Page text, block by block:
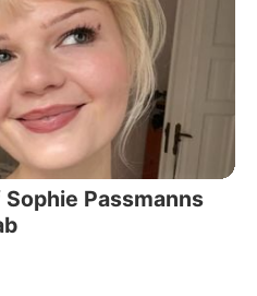
Passmanns